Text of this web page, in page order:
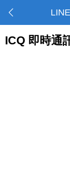
ICQ 即時通